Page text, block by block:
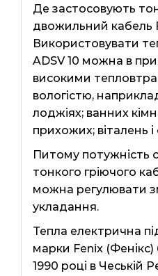
Де застосовують
двожильний кабель
Використовувати
ADSV 10 можна в
високими
вологістю,
лоджіях; ванних
прихожих; віталень і
Питому потужність
тонкого гріючого
можна регулювати
укладання.
Тепла електрична
марки Fenix ​​(Фенікс)
1990 році в Чеській